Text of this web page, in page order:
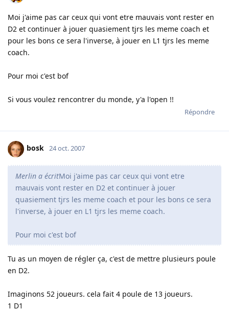
Moi j'aime pas car ceux qui vont etre mauvais vont rester en
D2 et continuer à jouer quasiement tjrs les meme coach et
pour les bons ce sera l'inverse, à jouer en L1 tjrs les meme
coach.
Pour moi c'est bof
Si vous voulez rencontrer du monde, y'a l'open !!
Répondre
bosk 24 oct. 2007
Merlin a écritMoi j'aime pas car ceux qui vont etre
mauvais vont rester en D2 et continuer à jouer
quasiement tjrs les meme coach et pour les bons ce sera
l'inverse, à jouer en L1 tjrs les meme coach.
Pour moi c'est bof
Tu as un moyen de régler ça, c'est de mettre plusieurs poule
en D2.
Imaginons 52 joueurs. cela fait 4 poule de 13 joueurs.
1 D1